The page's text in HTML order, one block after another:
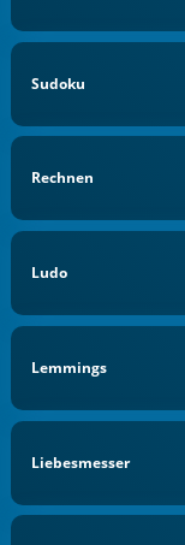
Sudoku
Rechnen
Ludo
Lemmings
Liebesmesser